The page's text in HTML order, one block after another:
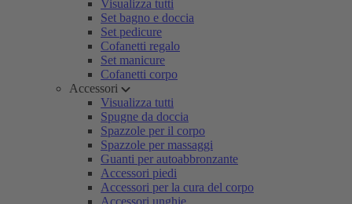
Visualizza tutti
Set bagno e doccia
Set pedicure
Cofanetti regalo
Set manicure
Cofanetti corpo
Accessori
Visualizza tutti
Spugne da doccia
Spazzole per il corpo
Spazzole per massaggi
Guanti per autoabbronzante
Accessori piedi
Accessori per la cura del corpo
Accessori unghie